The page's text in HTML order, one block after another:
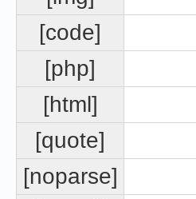
[code]
[php]
[html]
[quote]
[noparse]